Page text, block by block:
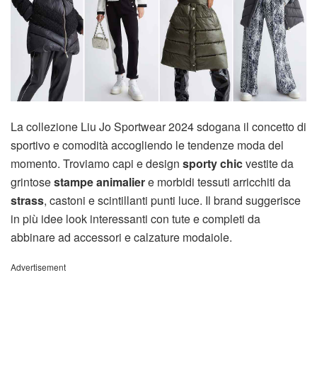
La collezione Liu Jo Sportwear 2024 sdogana il concetto di
sportivo e comodità accogliendo le tendenze moda del
momento. Troviamo capi e design sporty chicvestite da
grintosestampe animaliere morbidi tessuti arricchiti da
strass, castoni e scintillanti punti luce. Il brand suggerisce
in più idee look interessanti con tute e completi da
abbinare ad accessori e calzature modaiole.
Advertisement